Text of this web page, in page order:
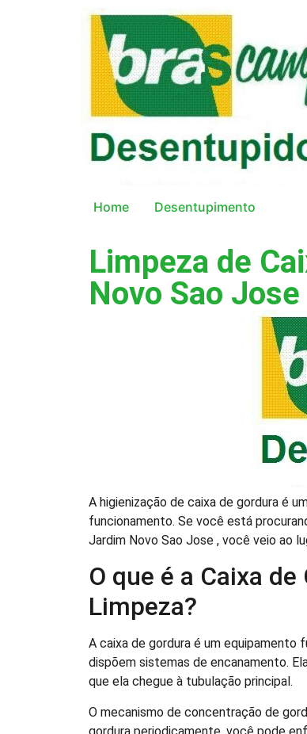
Home Desentupimento
Limpeza de
Novo Sao Jose
A higienização de caixa de gordura é
funcionamento. Se você está
Jardim Novo Sao Jose , você veio ao
O que é a Caixa
Limpeza?
A caixa de gordura é um equipamento
dispõem sistemas de encanamento.
que ela chegue à tubulação principal.
O mecanismo de concentração de